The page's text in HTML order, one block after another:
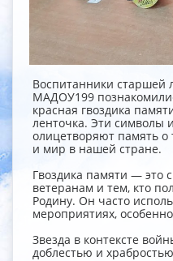
Воспитанники старшей
МАДОУ199
красная гвоздика
ленточка. Эти символы
олицетворяют память о
и мир в нашей стране.
Гвоздика памяти — это
ветеранам и тем, кто
Родину. Он часто
мероприятиях,
Звезда в контексте
доблестью и